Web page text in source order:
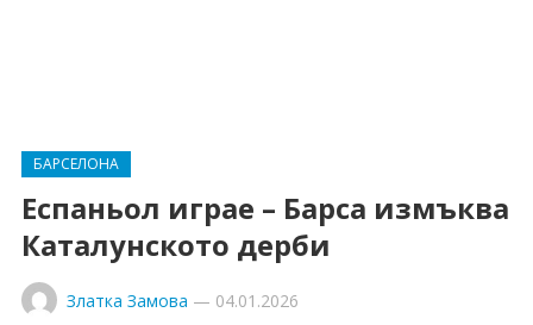
БАРСЕЛОНА
Еспаньол играе – Барса измъква
Каталунското дерби
Златка Замова — 04.01.2026